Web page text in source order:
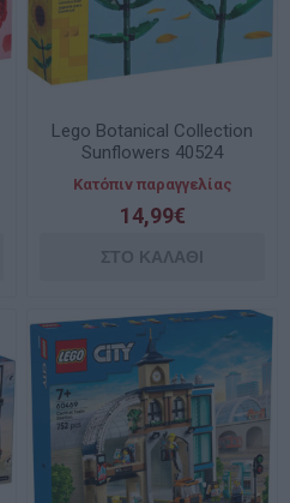
Lego Botanical Collection
Sunflowers 40524
Κατόπιν παραγγελίας
14,99€